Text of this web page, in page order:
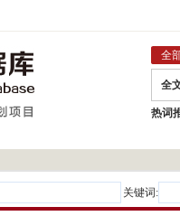
全
全
热词
关键词: